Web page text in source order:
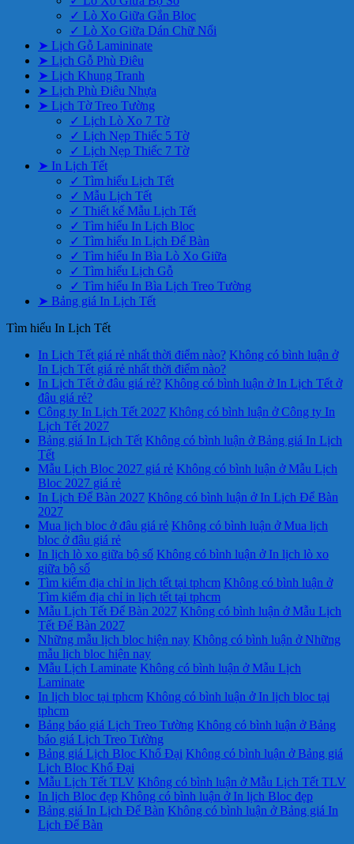
✓ Lò Xo Giữa Gắn Bloc
✓ Lò Xo Giữa Dán Chữ Nổi
➤ Lịch Gỗ Lamininate
➤ Lịch Gỗ Phù Điêu
➤ Lịch Khung Tranh
➤ Lịch Phù Điêu Nhựa
➤ Lịch Tờ Treo Tường
✓ Lịch Lò Xo 7 Tờ
✓ Lịch Nẹp Thiếc 5 Tờ
✓ Lịch Nẹp Thiếc 7 Tờ
➤ In Lịch Tết
✓ Tìm hiểu Lịch Tết
✓ Mẫu Lịch Tết
✓ Thiết kế Mẫu Lịch Tết
✓ Tìm hiểu In Lịch Bloc
✓ Tìm hiểu In Lịch Để Bàn
✓ Tìm hiểu In Bìa Lò Xo Giữa
✓ Tìm hiểu Lịch Gỗ
✓ Tìm hiểu In Bìa Lịch Treo Tường
➤ Bảng giá In Lịch Tết
Tìm hiểu In Lịch Tết
In Lịch Tết giá rẻ nhất thời điểm nào? Không có bình luận ở
In Lịch Tết giá rẻ nhất thời điểm nào?
In Lịch Tết ở đâu giá rẻ? Không có bình luận ở In Lịch Tết ở
đâu giá rẻ?
Công ty In Lịch Tết 2027 Không có bình luận ở Công ty In
Lịch Tết 2027
Bảng giá In Lịch Tết Không có bình luận ở Bảng giá In Lịch
Tết
Mẫu Lịch Bloc 2027 giá rẻ Không có bình luận ở Mẫu Lịch
Bloc 2027 giá rẻ
In Lịch Để Bàn 2027 Không có bình luận ở In Lịch Để Bàn
2027
Mua lịch bloc ở đâu giá rẻ Không có bình luận ở Mua lịch
bloc ở đâu giá rẻ
In lịch lò xo giữa bộ số Không có bình luận ở In lịch lò xo
giữa bộ số
Tìm kiếm địa chỉ in lịch tết tại tphcm Không có bình luận ở
Tìm kiếm địa chỉ in lịch tết tại tphcm
Mẫu Lịch Tết Để Bàn 2027 Không có bình luận ở Mẫu Lịch
Tết Để Bàn 2027
Những mẫu lịch bloc hiện nay Không có bình luận ở Những
mẫu lịch bloc hiện nay
Mẫu Lịch Laminate Không có bình luận ở Mẫu Lịch
Laminate
In lịch bloc tại tphcm Không có bình luận ở In lịch bloc tại
tphcm
Bảng báo giá Lịch Treo Tường Không có bình luận ở Bảng
báo giá Lịch Treo Tường
Bảng giá Lịch Bloc Khổ Đại Không có bình luận ở Bảng giá
Lịch Bloc Khổ Đại
Mẫu Lịch Tết TLV Không có bình luận ở Mẫu Lịch Tết TLV
In lịch Bloc đẹp Không có bình luận ở In lịch Bloc đẹp
Bảng giá In Lịch Để Bàn Không có bình luận ở Bảng giá In
Lịch Để Bàn